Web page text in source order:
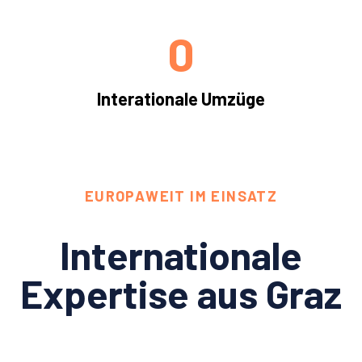
Interationale Umzüge
0
EUROPAWEIT IM EINSATZ
Internationale
Expertise aus Graz